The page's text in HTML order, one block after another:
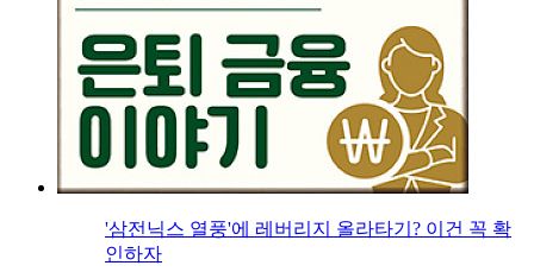
'삼전닉스 열풍'에 레버리지 올라타기? 이건 꼭 확
인하자